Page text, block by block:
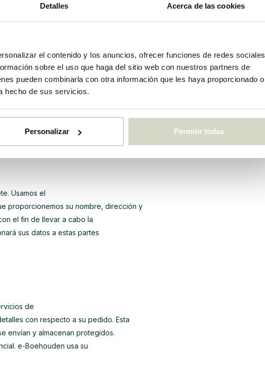
Detalles Acerca de las cookies
el contenido y los anuncios, ofrecer funciones de redes sociales
sobre el uso que haga del sitio web con nuestros partners de
pueden combinarla con otra información que les haya proporcionado o
hecho de sus servicios.
Personalizar Permitir todas
a la protección de sus datos
para los cuales contratan a terceros.
por los términos legales.
Usamos el
proporcionemos su nombre, dirección y
solo con el fin de llevar a cabo la
sus datos a estas partes
Usamos el
proporcionemos su nombre, dirección y
el fin de llevar a cabo la
sus datos a estas partes
de
con respecto a su pedido. Esta
envían y almacenan protegidos.
e-Boehouden usa su